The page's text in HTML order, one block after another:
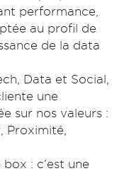
performance,
au profil de
de la data
Data et Social,
une
sur nos valeurs :
Proximité,
box : c’est une